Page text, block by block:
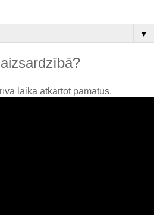
▼
laikā atkārtot pamatus.